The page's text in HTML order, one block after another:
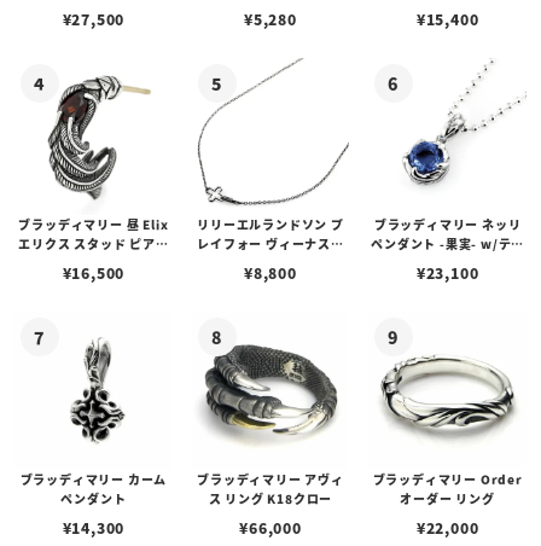
¥27,500 ¥5,280
ブスタークラスプ＆LTロ
¥15,400
ブラッディマリー 昼 Elix
エリクス スタッド ピアス
¥16,500
リリーエルランドソン プ
レイフォー ヴィーナスチ
¥8,800
ブラッディマリー ネッリ
ペンダント -果実- w/ティ
¥23,100
ブラッディマリー カーム
ペンダント
¥14,300
ブラッディマリー アヴィ
ス リング K18クロー
¥66,000
ブラッディマリー Order
オーダー リング
¥22,000